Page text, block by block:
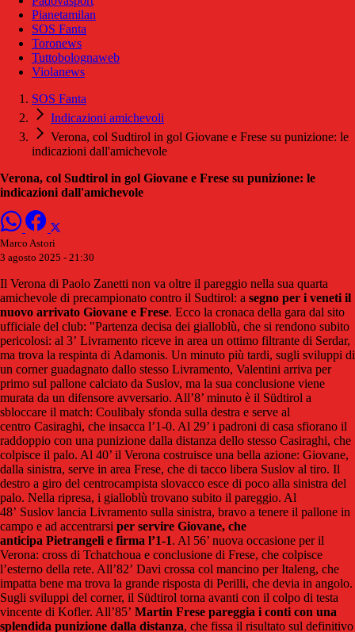
Pianetamilan
SOS Fanta
Toronews
Tuttobolognaweb
Violanews
SOS Fanta
Indicazioni amichevoli
Verona, col Sudtirol in gol Giovane e Frese su punizione: le
indicazioni dall'amichevole
Verona, col Sudtirol in gol Giovane e Frese su punizione: le
indicazioni dall'amichevole
Marco Astori
3 agosto 2025 - 21:30
Il Verona di Paolo Zanetti non va oltre il pareggio nella sua quarta
amichevole di precampionato contro il Sudtirol: a segno per i veneti il
nuovo arrivato Giovane e Frese. Ecco la cronaca della gara dal sito
ufficiale del club: "Partenza decisa dei gialloblù, che si rendono subito
pericolosi: al 3’ Livramento riceve in area un ottimo filtrante di Serdar,
ma trova la respinta di Adamonis. Un minuto più tardi, sugli sviluppi di
un corner guadagnato dallo stesso Livramento, Valentini arriva per
primo sul pallone calciato da Suslov, ma la sua conclusione viene
murata da un difensore avversario. All’8’ minuto è il Südtirol a
sbloccare il match: Coulibaly sfonda sulla destra e serve al
centro Casiraghi, che insacca l’1-0. Al 29’ i padroni di casa sfiorano il
raddoppio con una punizione dalla distanza dello stesso Casiraghi, che
colpisce il palo. Al 40’ il Verona costruisce una bella azione: Giovane,
dalla sinistra, serve in area Frese, che di tacco libera Suslov al tiro. Il
destro a giro del centrocampista slovacco esce di poco alla sinistra del
palo. Nella ripresa, i gialloblù trovano subito il pareggio. Al
48’ Suslov lancia Livramento sulla sinistra, bravo a tenere il pallone in
campo e ad accentrarsi per servire Giovane, che
anticipa Pietrangeli e firma l’1-1. Al 56’ nuova occasione per il
Verona: cross di Tchatchoua e conclusione di Frese, che colpisce
l’esterno della rete. All’82’ Davi crossa col mancino per Italeng, che
impatta bene ma trova la grande risposta di Perilli, che devia in angolo.
Sugli sviluppi del corner, il Südtirol torna avanti con il colpo di testa
vincente di Kofler. All’85’ Martin Frese pareggia i conti con una
splendida punizione dalla distanza, che fissa il risultato sul definitivo